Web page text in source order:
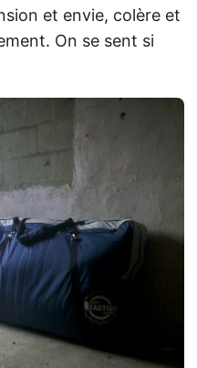
et envie, colère et
On se sent si